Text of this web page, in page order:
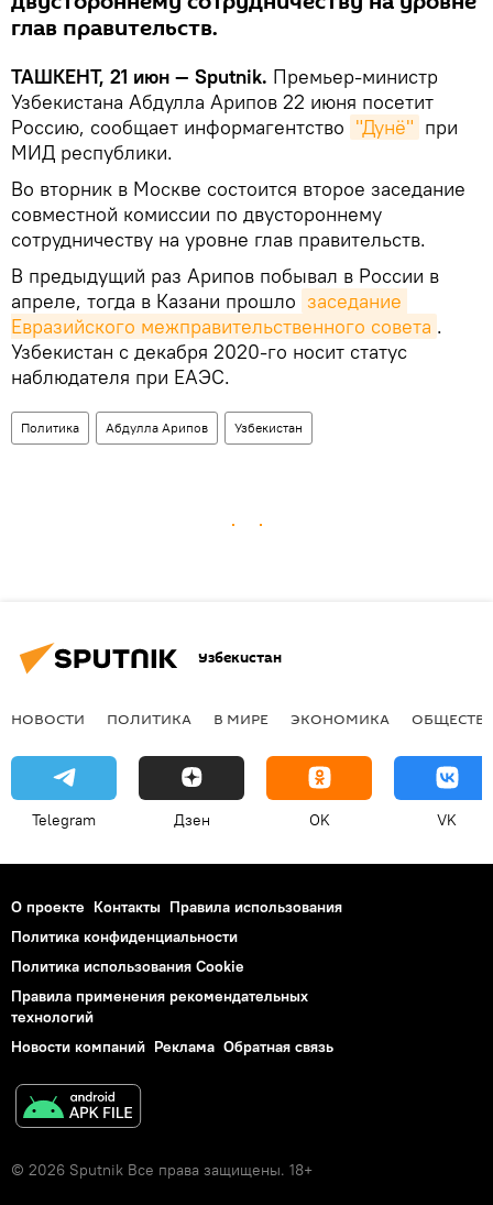
глав правительств.
ТАШКЕНТ, 21 июн — Sputnik. Премьер-министр
Узбекистана Абдулла Арипов 22 июня посетит
Россию, сообщает информагентство "Дунё" при
МИД республики.
Во вторник в Москве состоится второе заседание
совместной комиссии по двустороннему
сотрудничеству на уровне глав правительств.
В предыдущий раз Арипов побывал в России в
апреле, тогда в Казани прошло заседание
Евразийского межправительственного совета .
Узбекистан с декабря 2020-го носит статус
наблюдателя при ЕАЭС.
Политика Абдулла Арипов Узбекистан
Узбекистан
НОВОСТИ ПОЛИТИКА В МИРЕ ЭКОНОМИКА
Telegram Дзен OK VK
О проекте Контакты Правила использования
Политика конфиденциальности
Политика использования Cookie
Правила применения рекомендательных
технологий
Новости компаний Реклама Обратная связь
© 2026 Sputnik Все права защищены. 18+